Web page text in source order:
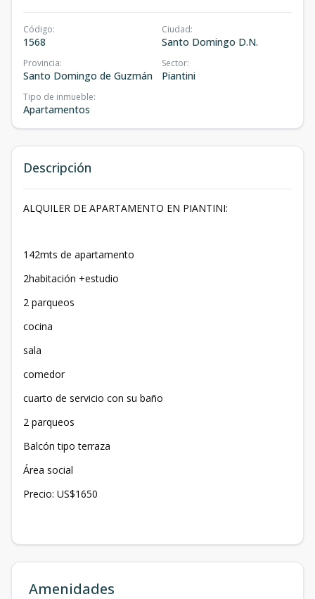
Código:
1568
Ciudad:
Santo Domingo D.N.
Provincia:
Santo Domingo de Guzmán
Sector:
Piantini
Tipo de inmueble:
Apartamentos
Descripción
ALQUILER DE APARTAMENTO EN PIANTINI:
142mts de apartamento
2habitación +estudio
2 parqueos
cocina
sala
comedor
cuarto de servicio con su baño
2 parqueos
Balcón tipo terraza
Área social
Precio: US$1650
Amenidades